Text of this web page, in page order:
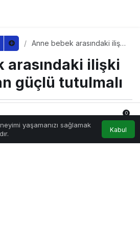
Anne bebek arasındaki ilişki
arasındaki ilişki
güçlü tutulmalı
yayınlandı
20:16yayınlandı
yaşamanızı sağlamak
Kabul
Hesabım Bildirimler
0